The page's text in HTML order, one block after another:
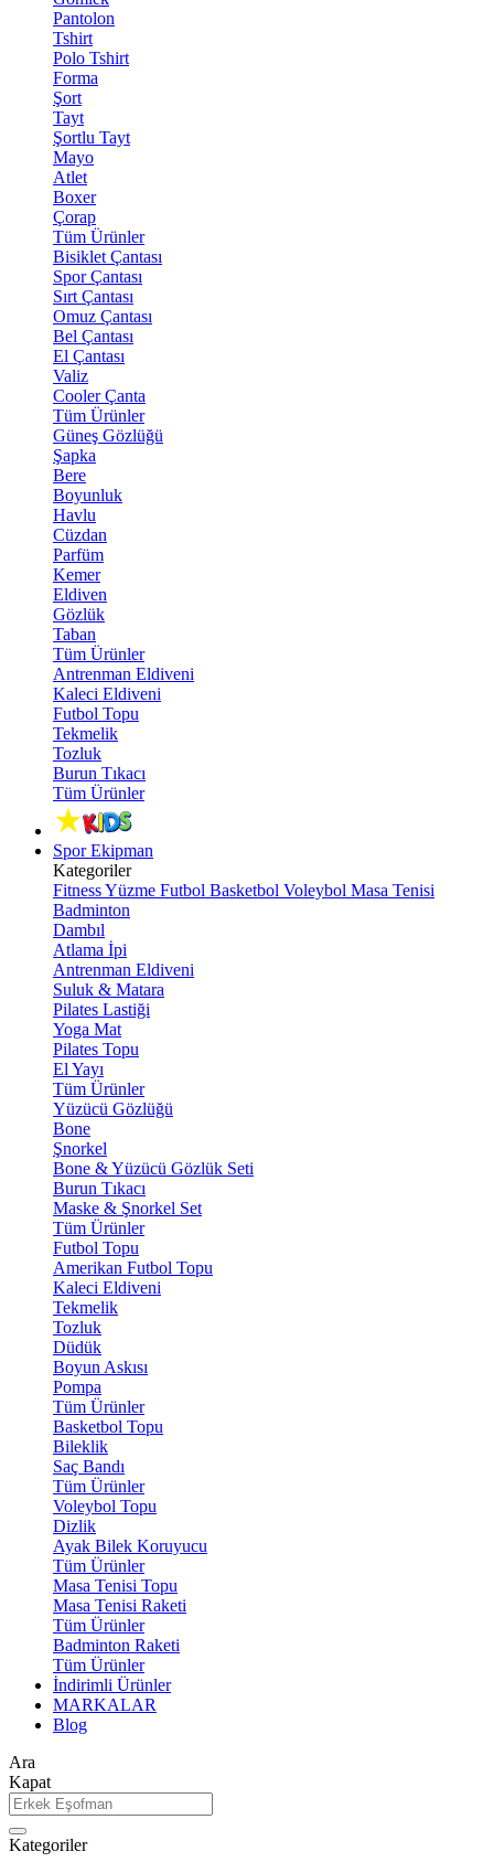
Pantolon
Tshirt
Polo Tshirt
Forma
Şort
Tayt
Şortlu Tayt
Mayo
Atlet
Boxer
Çorap
Tüm Ürünler
Bisiklet Çantası
Spor Çantası
Sırt Çantası
Omuz Çantası
Bel Çantası
El Çantası
Valiz
Cooler Çanta
Tüm Ürünler
Güneş Gözlüğü
Şapka
Bere
Boyunluk
Havlu
Cüzdan
Parfüm
Kemer
Eldiven
Gözlük
Taban
Tüm Ürünler
Antrenman Eldiveni
Kaleci Eldiveni
Futbol Topu
Tekmelik
Tozluk
Burun Tıkacı
Tüm Ürünler
Spor Ekipman
Kategoriler
FitnessYüzme Futbol Basketbol Voleybol Masa Tenisi
Badminton
Dambıl
Atlama İpi
Antrenman Eldiveni
Suluk & Matara
Pilates Lastiği
Yoga Mat
Pilates Topu
El Yayı
Tüm Ürünler
Yüzücü Gözlüğü
Bone
Şnorkel
Bone & Yüzücü Gözlük Seti
Burun Tıkacı
Maske & Şnorkel Set
Tüm Ürünler
Futbol Topu
Amerikan Futbol Topu
Kaleci Eldiveni
Tekmelik
Tozluk
Düdük
Boyun Askısı
Pompa
Tüm Ürünler
Basketbol Topu
Bileklik
Saç Bandı
Tüm Ürünler
Voleybol Topu
Dizlik
Ayak Bilek Koruyucu
Tüm Ürünler
Masa Tenisi Topu
Masa Tenisi Raketi
Tüm Ürünler
Badminton Raketi
Tüm Ürünler
İndirimli Ürünler
MARKALAR
Blog
Ara
Kapat
Kategoriler